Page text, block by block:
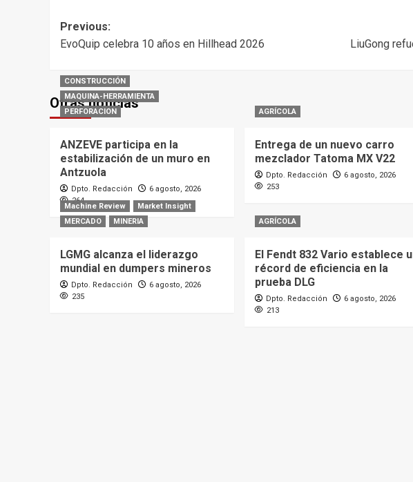
Post
navigation
Previous:
EvoQuip celebra 10 años en Hillhead 2026
LiuGong
Otras noticias
CONSTRUCCIÓN
MAQUINA-HERRAMIENTA
PERFORACION
ANZEVE participa en la
estabilización de un muro en
Antzuola
Dpto. Redacción
6 agosto, 2026
264
AGRÍCOLA
Entrega de un nuevo carro
mezclador Tatoma MX V22
Dpto. Redacción
6 agosto, 2026
253
Machine Review
Market Insight
MERCADO
MINERIA
LGMG alcanza el liderazgo
mundial en dumpers mineros
Dpto. Redacción
6 agosto, 2026
235
AGRÍCOLA
El Fendt 832 Vario establece
récord de eficiencia en la
prueba DLG
Dpto. Redacción
6 agosto, 2026
213